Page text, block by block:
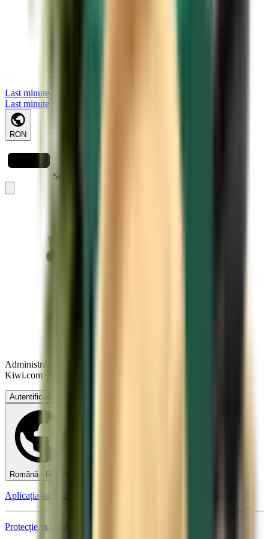
Last minute
Last minute
RON
Se încarcă
Administrați-vă călătoriile, setați Alerte de preț, utilizați Creditul
Kiwi.com și beneficiați de ajutor personalizat.
Autentificați-vă
Română - RON lei
Aplicația mobilă Kiwi.com
Protecție în caz de perturbări